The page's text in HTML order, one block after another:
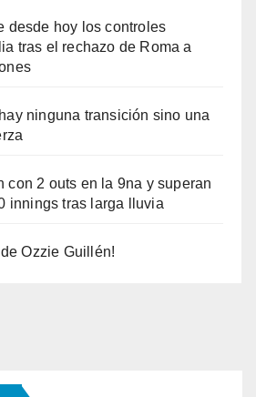
desde hoy los controles
tras el rechazo de Roma a
ninguna transición sino una
con 2 outs en la 9na y superan
innings tras larga lluvia
Ozzie Guillén!